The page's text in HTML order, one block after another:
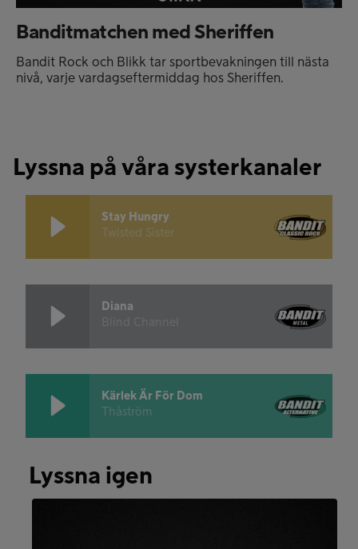
Banditmatchen med Sheriffen
Bandit Rock och Blikk tar sportbevakningen till nästa
nivå, varje vardagseftermiddag hos Sheriffen.
Lyssna på våra systerkanaler
Stay Hungry
Twisted Sister
Diana
Kärlek Är För Dom
Thåström
Lyssna igen